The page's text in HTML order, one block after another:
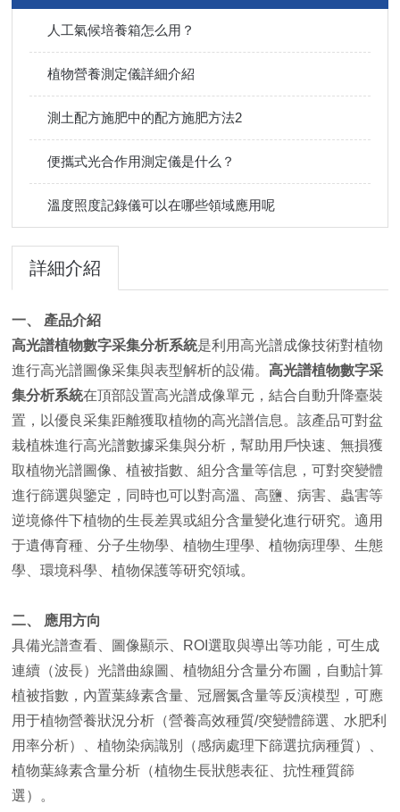
人工氣候培養箱怎么用？
植物營養測定儀詳細介紹
測土配方施肥中的配方施肥方法2
便攜式光合作用測定儀是什么？
溫度照度記錄儀可以在哪些領域應用呢
詳細介紹
一、 產品介紹
高光譜植物數字采集分析系統是利用高光譜成像技術對植物
進行高光譜圖像采集與表型解析的設備。高光譜植物數字采
集分析系統在頂部設置高光譜成像單元，結合自動升降臺裝
置，以優良采集距離獲取植物的高光譜信息。該產品可對盆
栽植株進行高光譜數據采集與分析，幫助用戶快速、無損獲
取植物光譜圖像、植被指數、組分含量等信息，可對突變體
進行篩選與鑒定，同時也可以對高溫、高鹽、病害、蟲害等
逆境條件下植物的生長差異或組分含量變化進行研究。適用
于遺傳育種、分子生物學、植物生理學、植物病理學、生態
學、環境科學、植物保護等研究領域。
二、 應用方向
具備光譜查看、圖像顯示、ROI選取與導出等功能，可生成
連續（波長）光譜曲線圖、植物組分含量分布圖，自動計算
植被指數，內置葉綠素含量、冠層氮含量等反演模型，可應
用于植物營養狀況分析（營養高效種質/突變體篩選、水肥利
用率分析）、植物染病識別（感病處理下篩選抗病種質）、
植物葉綠素含量分析（植物生長狀態表征、抗性種質篩
選）。